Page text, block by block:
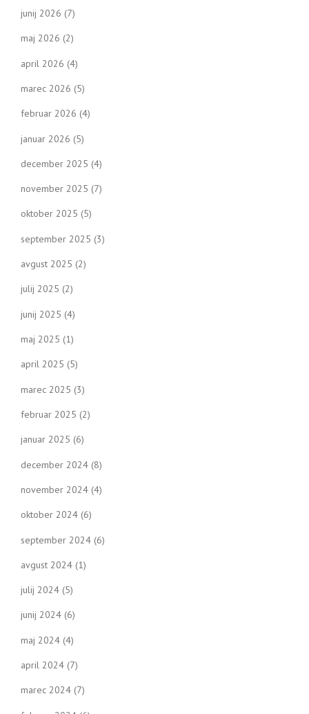
junij 2026 (7)
maj 2026 (2)
april 2026 (4)
marec 2026 (5)
februar 2026 (4)
januar 2026 (5)
december 2025 (4)
november 2025 (7)
oktober 2025 (5)
september 2025 (3)
avgust 2025 (2)
julij 2025 (2)
junij 2025 (4)
maj 2025 (1)
april 2025 (5)
marec 2025 (3)
februar 2025 (2)
januar 2025 (6)
december 2024 (8)
november 2024 (4)
oktober 2024 (6)
september 2024 (6)
avgust 2024 (1)
julij 2024 (5)
junij 2024 (6)
maj 2024 (4)
april 2024 (7)
marec 2024 (7)